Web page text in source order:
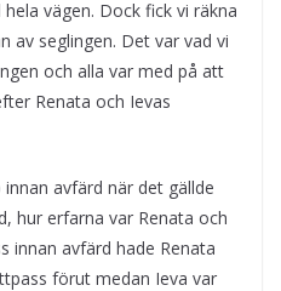
vägen. Dock fick vi räkna
av seglingen. Det var vad vi
och alla var med på att
Renata och Ievas
avfärd när det gällde
hur erfarna var Renata och
innan avfärd hade Renata
förut medan Ieva var